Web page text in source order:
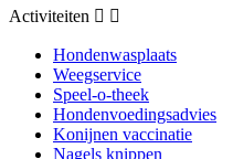
Activiteiten  
Hondenwasplaats
Weegservice
Speel-o-theek
Hondenvoedingsadvies
Konijnen vaccinatie
Nagels knippen